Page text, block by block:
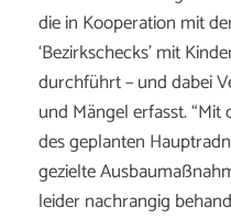
die in Kooperation mit
‘Bezirkschecks’ mit
durchführt – und dabei
und Mängel erfasst.
des geplanten
gezielte
leider nachrangig